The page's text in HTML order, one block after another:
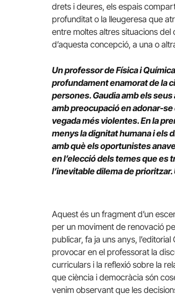
drets i deures, els espais
profunditat o la lleugeresa que
entre moltes altres situacions
d’aquesta concepció, a una o
Un professor de Física i
profundament enamorat de la
persones. Gaudia amb els
amb preocupació en adonar-
vegada més violentes. En la
menys la dignitat humana i els
amb què els oportunistes
en l’elecció dels temes que es
l’inevitable dilema de
Aquest és un fragment d’un
per un moviment de renovació
publicar, fa ja uns anys,
provocar en el professorat la
curriculars i la reflexió sobre la
que ciència i democràcia són
venim observant que les